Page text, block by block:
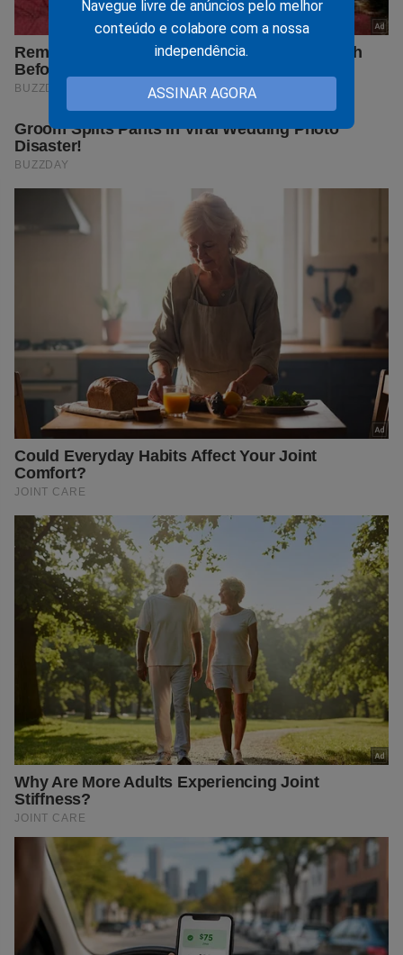
Navegue livre de anúncios pelo melhor
conteúdo e colabore com a nossa
independência.
ASSINAR AGORA